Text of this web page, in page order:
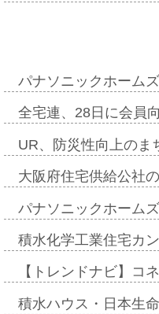
パナソニックホーム
全宅連、28日に会員
UR、防災性向上の
大阪府住宅供給公社
パナソニックホーム
積水化学工業住宅カ
【トレンドナビ】コ
積水ハウス・日本生